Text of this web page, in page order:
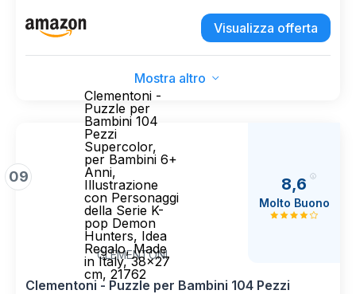
Bambino Ragazzo | Uncinetto Cacca Bagno|
Peluche Motivazionale | Amico Collega Ufficio |
Visualizza offerta
Mostra altro
09
Clementoni -
Puzzle per
Bambini 104
Pezzi
Supercolor,
per Bambini 6+
Anni,
Illustrazione
con Personaggi
della Serie K-
pop Demon
Hunters, Idea
Regalo, Made
in Italy, 38x27
cm, 21762
CLEMENTONI
8,6
Molto Buono
Clementoni - Puzzle per Bambini 104 Pezzi